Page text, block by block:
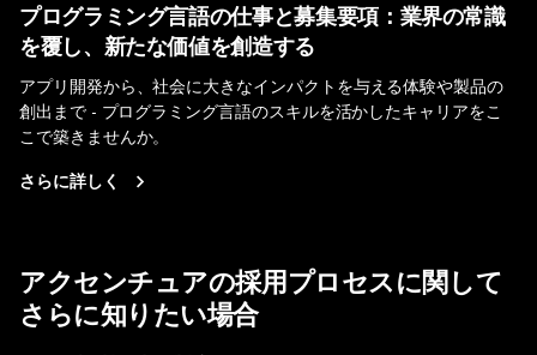
プログラミング言語の仕事と募集要項：業界の常識
を覆し、新たな価値を創造する
アプリ開発から、社会に大きなインパクトを与える体験や製品の
創出まで - プログラミング言語のスキルを活かしたキャリアをこ
こで築きませんか。
さらに詳しく
アクセンチュアの採用プロセスに関して
さらに知りたい場合